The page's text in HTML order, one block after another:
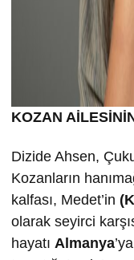
KOZAN
Dizide Ahsen,
Kozanların
kalfası, Medet’in
olarak seyirci
hayatı Almanya